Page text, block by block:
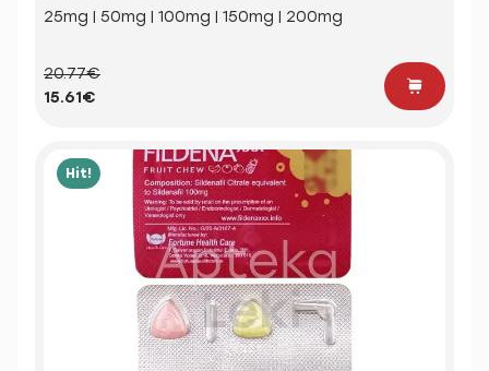
25mg | 50mg | 100mg | 150mg | 200mg
20.77€
15.61€
Hit!